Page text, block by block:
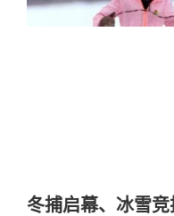
冬捕启幕、冰雪